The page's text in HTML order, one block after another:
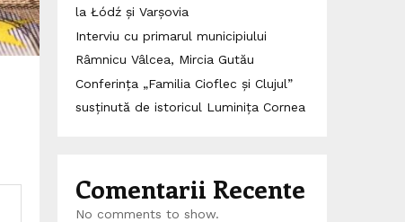
la Łódź și Varșovia
Interviu cu primarul municipiului
Râmnicu Vâlcea, Mircia Gutău
Conferința „Familia Cioflec și Clujul”
susținută de istoricul Luminița Cornea
Comentarii Recente
No comments to show.